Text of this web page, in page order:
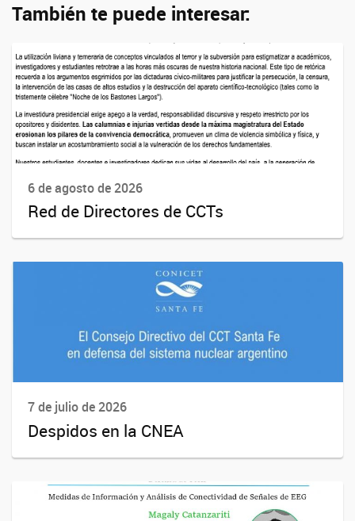
También te puede interesar:
6 de agosto de 2026
Red de Directores de CCTs
7 de julio de 2026
Despidos en la CNEA